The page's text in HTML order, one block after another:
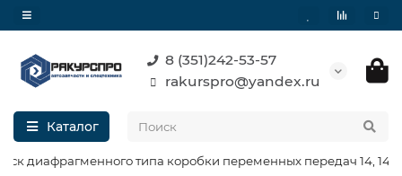
8 (351)242-53-57
rakurspro@yandex.ru
Каталог
диафрагменного типа коробки переменных передач 14, 142